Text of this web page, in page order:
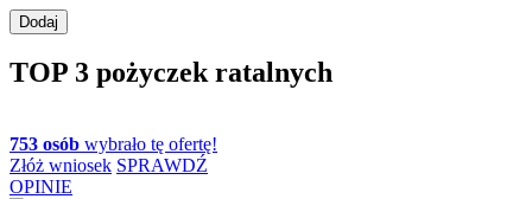
TOP 3 pożyczek ratalnych
753 osób wybrało tę ofertę!
Złóż wniosek SPRAWDŹ
OPINIE